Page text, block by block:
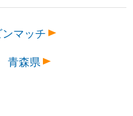
マッチ
青森県